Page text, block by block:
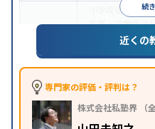
続
小学校受験 中
授業・定期テス
総合型選抜(旧
特徴
中高一貫校生に対
応
1科目から受講
※2023年3月調査。小学校高学年
近くの
専門家の評価・評判は？
株式会社私塾界 （